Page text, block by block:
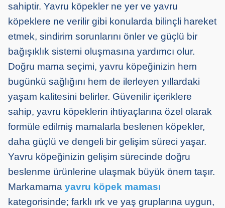
sahiptir. Yavru köpekler ne yer ve yavru
köpeklere ne verilir gibi konularda bilinçli hareket
etmek, sindirim sorunlarını önler ve güçlü bir
bağışıklık sistemi oluşmasına yardımcı olur.
Doğru mama seçimi, yavru köpeğinizin hem
bugünkü sağlığını hem de ilerleyen yıllardaki
yaşam kalitesini belirler. Güvenilir içeriklere
sahip, yavru köpeklerin ihtiyaçlarına özel olarak
formüle edilmiş mamalarla beslenen köpekler,
daha güçlü ve dengeli bir gelişim süreci yaşar.
Yavru köpeğinizin gelişim sürecinde doğru
beslenme ürünlerine ulaşmak büyük önem taşır.
Markamama yavru köpek maması
kategorisinde; farklı ırk ve yaş gruplarına uygun,